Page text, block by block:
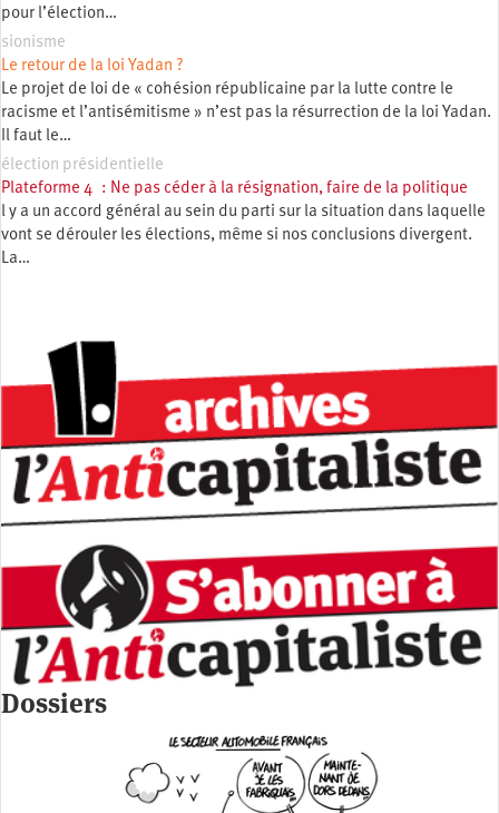
pour l’élection…
sionisme
Le retour de la loi Yadan ?
Le projet de loi de « cohésion républicaine par la lutte contre le
racisme et l’antisémitisme » n’est pas la résurrection de la loi Yadan.
Il faut le…
élection présidentielle
Plateforme 4 : Ne pas céder à la résignation, faire de la politique
l y a un accord général au sein du parti sur la situation dans laquelle
vont se dérouler les élections, même si nos conclusions divergent.
La…
Dossiers